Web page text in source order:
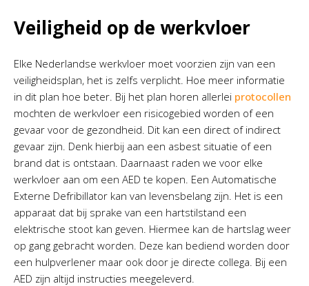
Veiligheid op de werkvloer
Elke Nederlandse werkvloer moet voorzien zijn van een
veiligheidsplan, het is zelfs verplicht. Hoe meer informatie
in dit plan hoe beter. Bij het plan horen allerlei protocollen
mochten de werkvloer een risicogebied worden of een
gevaar voor de gezondheid. Dit kan een direct of indirect
gevaar zijn. Denk hierbij aan een asbest situatie of een
brand dat is ontstaan. Daarnaast raden we voor elke
werkvloer aan om een AED te kopen. Een Automatische
Externe Defribillator kan van levensbelang zijn. Het is een
apparaat dat bij sprake van een hartstilstand een
elektrische stoot kan geven. Hiermee kan de hartslag weer
op gang gebracht worden. Deze kan bediend worden door
een hulpverlener maar ook door je directe collega. Bij een
AED zijn altijd instructies meegeleverd.